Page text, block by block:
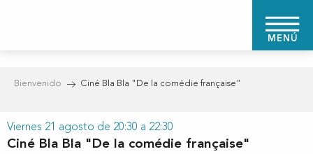
MENÚ
Bienvenido Ciné Bla Bla "De la comédie française"
Viernes 21 agosto de 20:30 a 22:30
Ciné Bla Bla "De la comédie française"